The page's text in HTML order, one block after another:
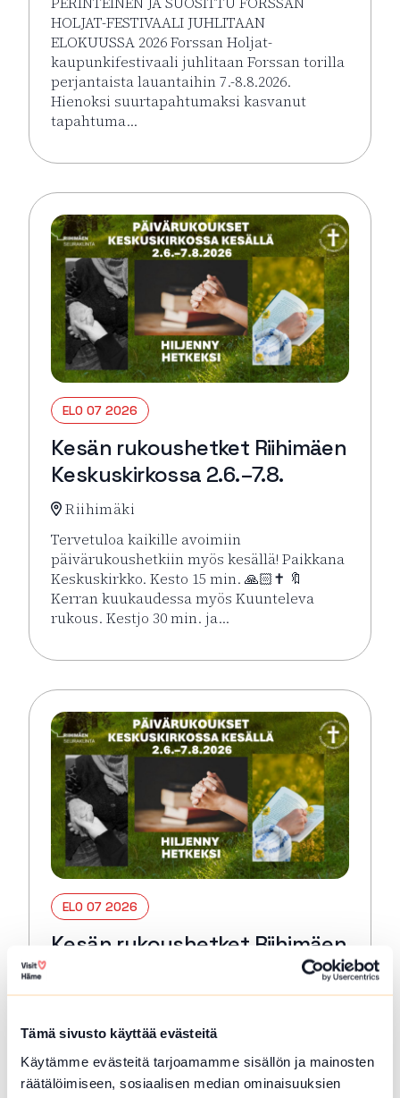
Tämä sivusto käyttää evästeitä
Käytämme evästeitä tarjoamamme sisällön ja mainosten
räätälöimiseen, sosiaalisen median ominaisuuksien
HOLJAT-FESTIVAALI JUHLITAAN
ELOKUUSSA 2026 Forssan Holjat-
kaupunkifestivaali juhlitaan Forssan torilla
perjantaista lauantaihin 7.-8.8.2026.
Hienoksi suurtapahtumaksi kasvanut
tapahtuma…
Lue lisää tapahtumasta HOLJAT 2026: Golden VIP
ELO 07 2026
Kesän rukoushetket Riihimäen
Keskuskirkossa 2.6.–7.8.
Riihimäki
Tervetuloa kaikille avoimiin
päivärukoushetkiin myös kesällä! Paikkana
Keskuskirkko. Kesto 15 min. 🙏🏻✝️ 🔖
Kerran kuukaudessa myös Kuunteleva
rukous. Kestjo 30 min. ja…
Lue lisää tapahtumasta Kesän rukoushetket
ELO 07 2026
Kesän rukoushetket Riihimäen
Tervetuloa kaikille avoimiin
päivärukoushetkiin myös kesällä! Paikkana
Keskuskirkko. Kesto 15 min. 🙏🏻✝️ 🔖